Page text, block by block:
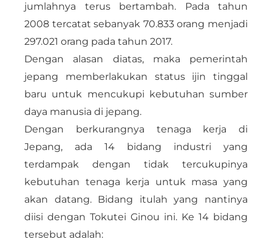
jumlahnya terus bertambah. Pada tahun
2008 tercatat sebanyak 70.833 orang menjadi
297.021 orang pada tahun 2017.
Dengan alasan diatas, maka pemerintah
jepang memberlakukan status ijin tinggal
baru untuk mencukupi kebutuhan sumber
daya manusia di jepang.
Dengan berkurangnya tenaga kerja di
Jepang, ada 14 bidang industri yang
terdampak dengan tidak tercukupinya
kebutuhan tenaga kerja untuk masa yang
akan datang. Bidang itulah yang nantinya
diisi dengan Tokutei Ginou ini. Ke 14 bidang
tersebut adalah: